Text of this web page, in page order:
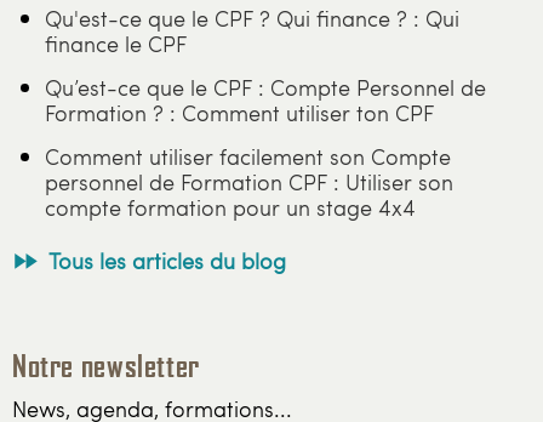
Qu'est-ce que le CPF ? Qui finance ? : Qui
finance le CPF
Qu’est-ce que le CPF : Compte Personnel de
Formation ? : Comment utiliser ton CPF
Comment utiliser facilement son Compte
personnel de Formation CPF : Utiliser son
compte formation pour un stage 4x4
Tous les articles du blog
Notre newsletter
News, agenda, formations...